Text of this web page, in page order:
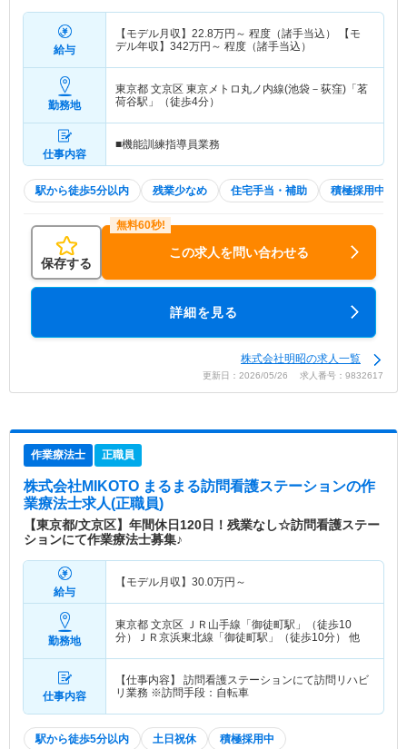
給与
【モデル月収】 22.8万円～ 程度（諸手当込） 【モ
デル年収】 342万円～ 程度（諸手当込）
勤務地
東京都 文京区 東京メトロ丸ノ内線(池袋－荻窪)「茗
荷谷駅」（徒歩4分）
仕事内容
■機能訓練指導員業務
駅から徒歩5分以内 残業少なめ 住宅手当・補助 積極採用中
保存する
この求人を問い合わせる
詳細を見る
株式会社明昭の求人一覧
更新日：2026/05/26 求人番号：9832617
作業療法士 正職員
株式会社MIKOTO まるまる訪問看護ステーションの作
業療法士求人(正職員)
【東京都/文京区】年間休日120日！残業なし☆訪問看護ステー
ションにて作業療法士募集♪
給与
【モデル月収】 30.0万円～
勤務地
東京都 文京区 ＪＲ山手線「御徒町駅」（徒歩10
分）ＪＲ京浜東北線「御徒町駅」（徒歩10分） 他
仕事内容
【仕事内容】 訪問看護ステーションにて訪問リハビ
リ業務 ※訪問手段：自転車
駅から徒歩5分以内 土日祝休 積極採用中